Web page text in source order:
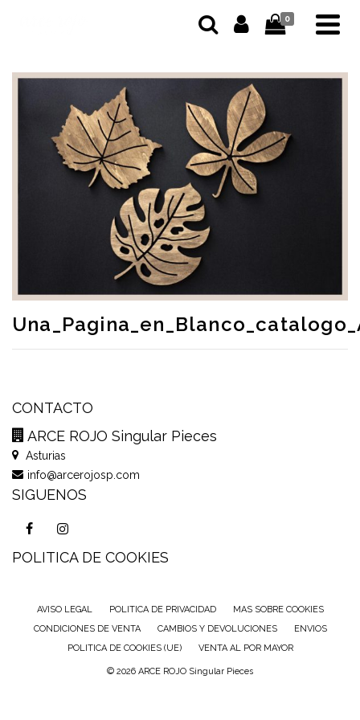
0
CONTACTO
ARCE ROJO Singular Pieces
Asturias
info@arcerojosp.com
SIGUENOS
POLITICA DE COOKIES
AVISO LEGAL POLITICA DE PRIVACIDAD
MAS SOBRE COOKIES
CONDICIONES DE VENTA
CAMBIOS Y DEVOLUCIONES
ENVIOS
POLITICA DE COOKIES (UE)
VENTA AL POR MAYOR
© 2026 ARCE ROJO Singular Pieces